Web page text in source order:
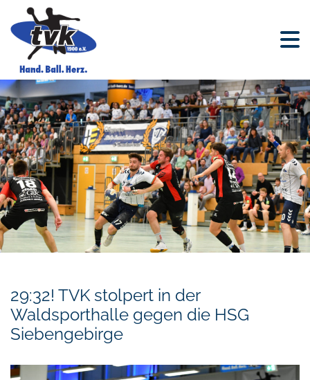
29:32! TVK stolpert in der
Waldsporthalle gegen die HSG
Siebengebirge